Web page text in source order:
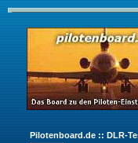
Pilotenboard.de :: DLR-